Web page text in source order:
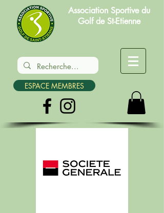
Association Sportive du
Golf de St-Etienne
ESPACE MEMBRES